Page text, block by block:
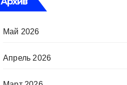
Май 2026
Апрель 2026